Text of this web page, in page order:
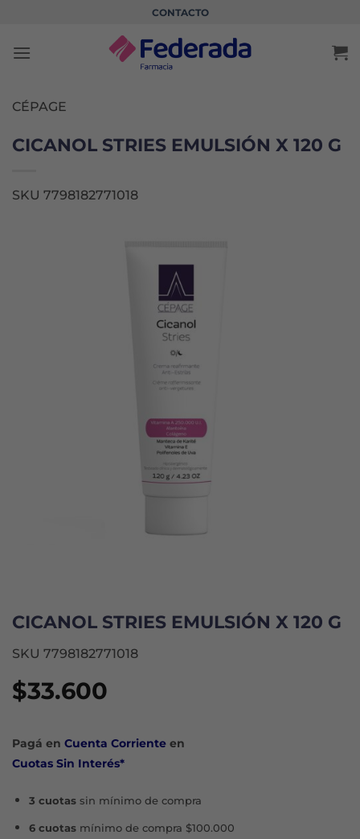
contenido
CONTACTO
CÉPAGE
CICANOL STRIES EMULSIÓN X 120 G
SKU 7798182771018
CICANOL STRIES EMULSIÓN X 120 G
SKU 7798182771018
$33.600
Pagá en Cuenta Corriente en
Cuotas Sin Interés*
3 cuotassin mínimo de compra
6 cuotasmínimo de compra $100.000